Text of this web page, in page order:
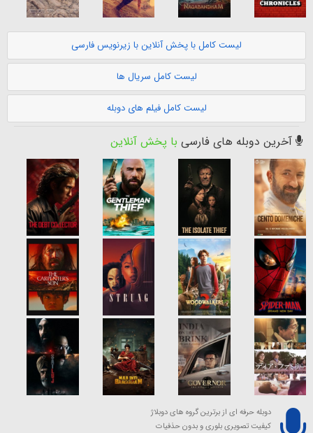
لیست کامل با پخش آنلاین با زیرنویس فارسی
لیست کامل سریال ها
لیست کامل فیلم های دوبله
آخرین دوبله های فارسی با پخش آنلاین
دوبله حرفه ای از برترین گروه های دوبلاژ
کیفیت تصویری بلوری و بدون حذفیات